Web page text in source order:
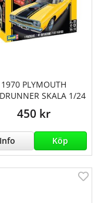
1970 PLYMOUTH
SKALA 1/24
450 kr
Info Köp